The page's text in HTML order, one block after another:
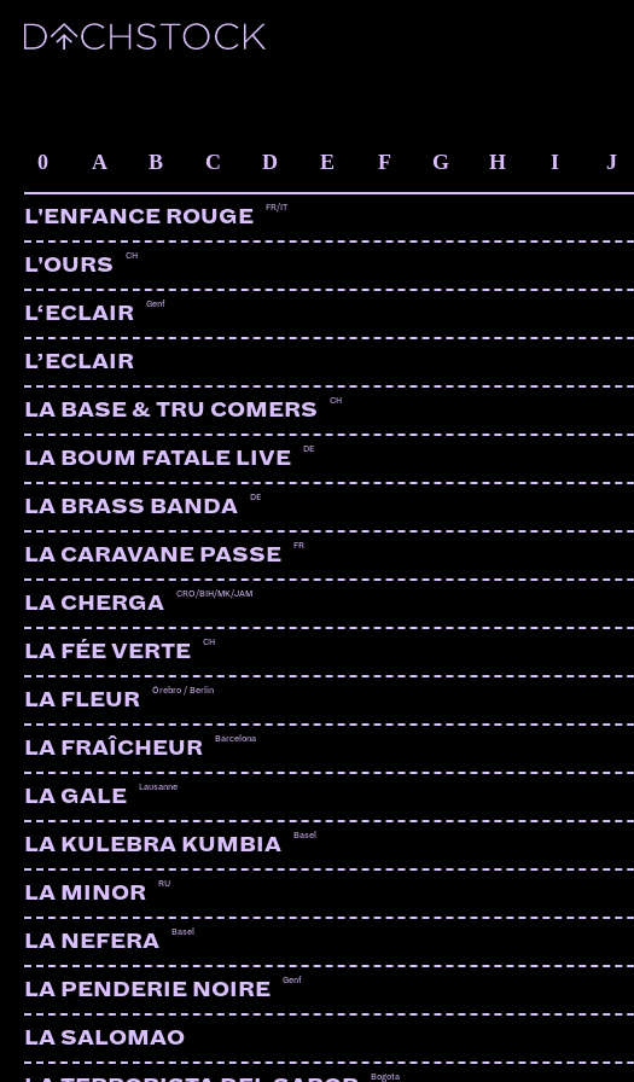
0
A B C D E F G H I J
L'ENFANCE ROUGE FR/IT
L'OURS CH
L‘ECLAIR Genf
L’ECLAIR
LA BASE & TRU COMERS CH
LA BOUM FATALE LIVE DE
LA BRASS BANDA DE
LA CARAVANE PASSE FR
LA CHERGA CRO/BIH/MK/JAM
LA FÉE VERTE CH
LA FLEUR Örebro / Berlin
LA FRAÎCHEUR Barcelona
LA GALE Lausanne
LA KULEBRA KUMBIA Basel
LA MINOR RU
LA NEFERA Basel
LA PENDERIE NOIRE Genf
LA SALOMAO
Bogota